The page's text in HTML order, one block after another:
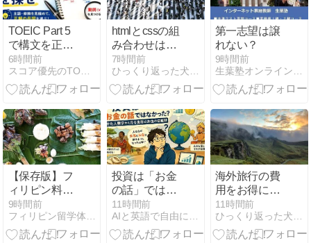
TOEIC Part 5
で構文を正確
に取る方法：
まず動詞を探
せ
6時間前
スコア優先のTOEIC勉強法
htmlとcssの組
み合わせは意
匠権になりう
る？
7時間前
ひっくり返った犬小屋に逃げろ
第一志望は譲
れない？
9時間前
生葉塾オンライン英語家庭教師
【保存版】フ
ィリピン料理
を徹底解説！
日本人にもお
いしいオスス
9時間前
フィリピン留学体験談ラジオ
投資は「お金
の話」ではな
かった？文化
人類学から見
る世界のお金
11時間前
AIと英語で自由に働く研究所
海外旅行の費
用をお得に済
ませる方法
11時間前
ひっくり返った犬小屋に逃げろ